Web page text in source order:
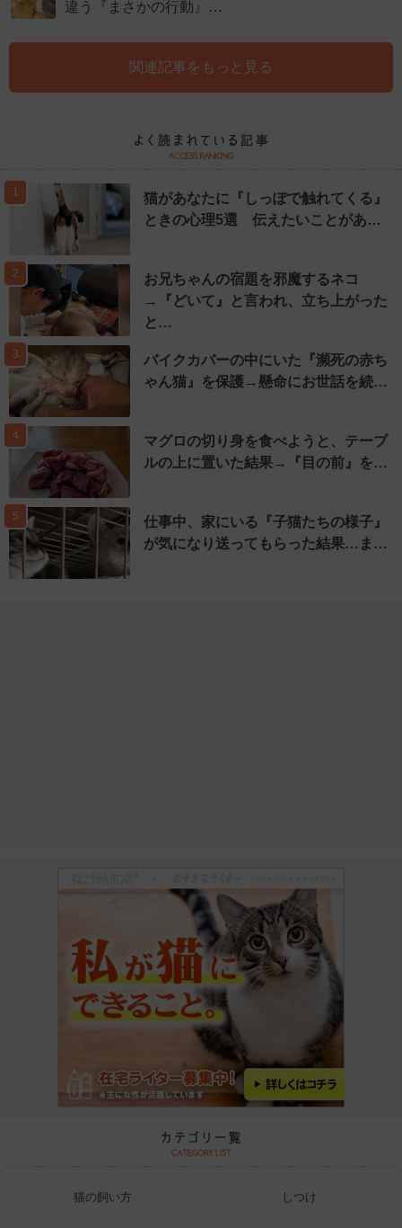
違う『まさかの行動』…
関連記事をもっと見る
1
猫があなたに『しっぽで触れてくる』
ときの心理5選 伝えたいことがあ…
2
お兄ちゃんの宿題を邪魔するネコ
→『どいて』と言われ、立ち上がった
と…
3
バイクカバーの中にいた『瀕死の赤ち
ゃん猫』を保護→懸命にお世話を続…
4
マグロの切り身を食べようと、テーブ
ルの上に置いた結果→『目の前』を…
5
仕事中、家にいる『子猫たちの様子』
が気になり送ってもらった結果…ま…
猫の飼い方 しつけ